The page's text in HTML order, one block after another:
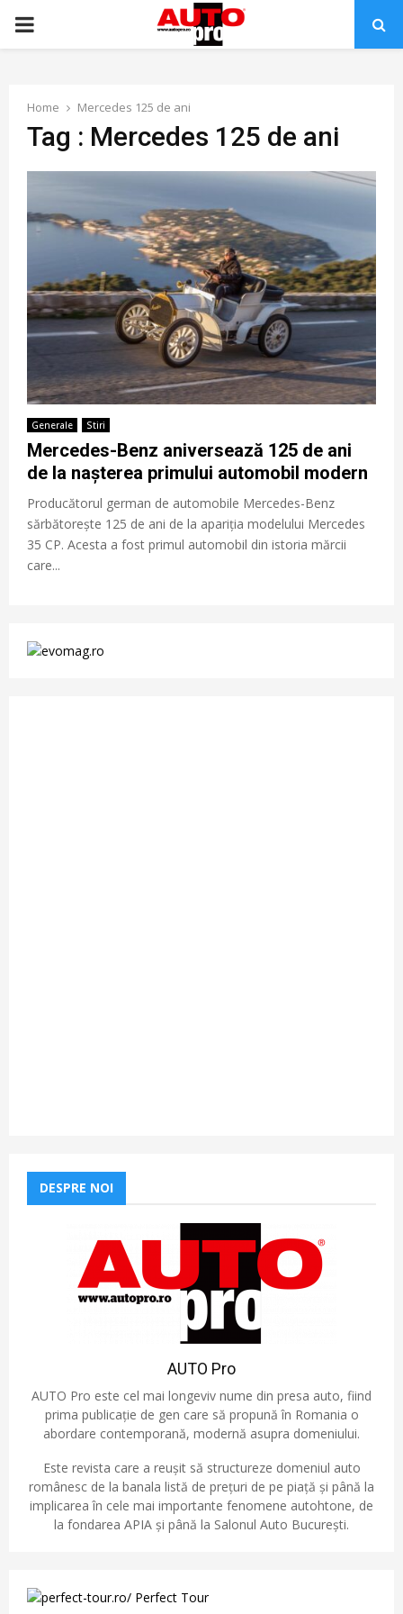
PRIMARY
Home Mercedes 125 de ani
Tag : Mercedes 125 de ani
Generale Stiri
Mercedes-Benz aniversează 125 de ani
de la nașterea primului automobil modern
Producătorul german de automobile Mercedes-Benz
sărbătorește 125 de ani de la apariția modelului Mercedes
35 CP. Acesta a fost primul automobil din istoria mărcii
care...
DESPRE NOI
AUTO Pro
AUTO Pro este cel mai longeviv nume din presa auto, fiind
prima publicație de gen care să propună în Romania o
abordare contemporană, modernă asupra domeniului.
Este revista care a reușit să structureze domeniul auto
românesc de la banala listă de prețuri de pe piață și până la
implicarea în cele mai importante fenomene autohtone, de
la fondarea APIA și până la Salonul Auto București.